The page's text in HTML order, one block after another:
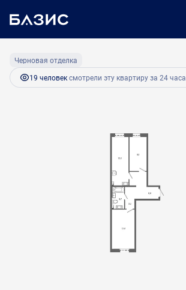
2-комнатная
Черновая отделка
19 человексмотрели эту квартиру за 24 часа